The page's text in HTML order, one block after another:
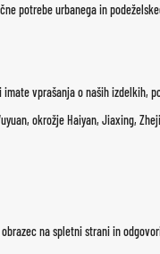
potrebe urbanega in
imate vprašanja o naših
okrožje Haiyan, Jiaxing,
na spletni strani in